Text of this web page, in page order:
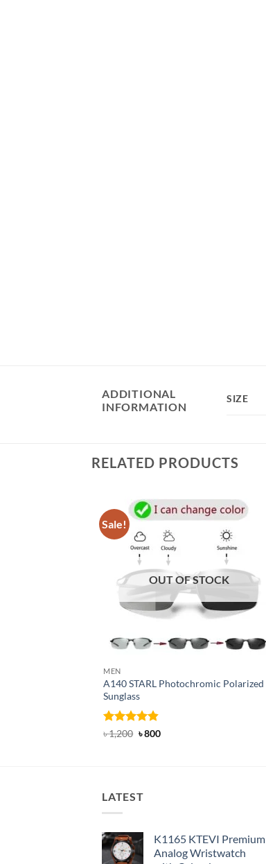
ADDITIONAL
INFORMATION
SIZE
RELATED PRODUCTS
Sale!
OUT OF STOCK
MEN
A140 STARL Photochromic Polarized
Sunglass
Rated 4.83
৳1,200 Original
৳800Current
LATEST
K1165 KTEVI Premium
Analog Wristwatch